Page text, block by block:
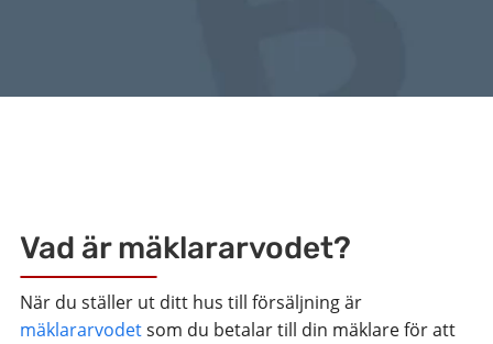
Vad är mäklararvodet?
När du ställer ut ditt hus till försäljning är
mäklararvodetsom du betalar till din mäklare för att